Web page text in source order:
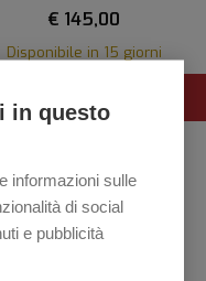
in questo
informazioni sulle
di social
e pubblicità
€ 145,00
Disponibile in 15 giorni